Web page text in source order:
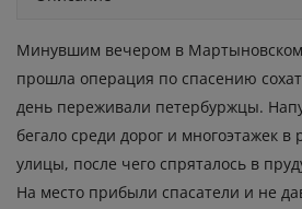
Минувшим вечером в
прошла операция по спасению
день переживали петербуржцы.
бегало среди дорог и многоэтажек
улицы, после чего спряталось в
На место прибыли спасатели и не